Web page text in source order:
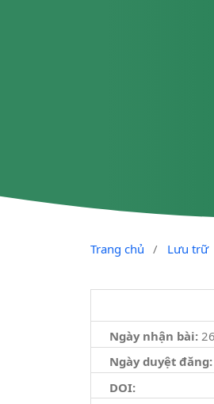
Trang chủ / Lưu trữ
Ngày nhận bài:
Ngày duyệt đăng:
DOI: